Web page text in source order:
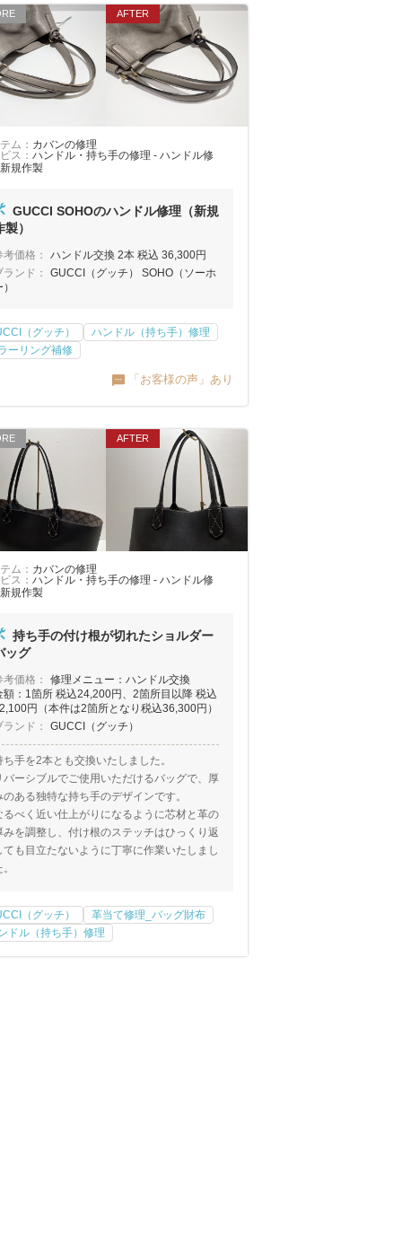
ム： カバンの修理
ス： ハンドル・持ち手の修理 - ハンドル修
規作製
GUCCI SOHOのハンドル修理（新規
製）
考価格：
ハンドル交換 2本 税込 36,300円
ランド：
GUCCI（グッチ） SOHO（ソーホ
（グッチ）
ハンドル（持ち手）修理
ーリング補修
「お客様の声」あり
ム： カバンの修理
ス： ハンドル・持ち手の修理 - ハンドル修
規作製
持ち手の付け根が切れたショルダー
ッグ
考価格：
修理メニュー：ハンドル交換
額：1箇所 税込24,200円、2箇所目以降 税込
円（本件は2箇所となり税込36,300円）
ランド：
GUCCI（グッチ）
ち手を2本とも交換いたしました。
バーシブルでご使用いただけるバッグで、厚
のある独特な持ち手のデザインです。
るべく近い仕上がりになるように芯材と革の
みを調整し、付け根のステッチはひっくり返
ても目立たないように丁寧に作業いたしまし
（グッチ）
革当て修理_バッグ財布
ドル（持ち手）修理